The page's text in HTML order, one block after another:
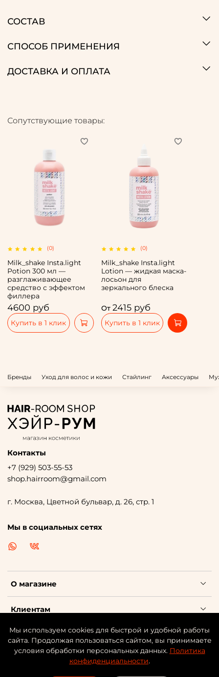
СОСТАВ
СПОСОБ ПРИМЕНЕНИЯ
ДОСТАВКА И ОПЛАТА
Сопутствующие товары:
(0)
Milk_shake Insta.light
Potion 300 мл —
разглаживающее
средство с эффектом
филлера
4600 руб
Купить в 1 клик
(0)
Milk_shake Insta.light
Lotion — жидкая маска-
лосьон для
зеркального блеска
От 2415 руб
Купить в 1 клик
Бренды Уход для волос и кожи Стайлинг Аксессуары
О магазине
Клиентам
Каталог косметики
Контакты
+7 (929) 503-55-53
shop.hairroom@gmail.com
г. Москва, Цветной бульвар, д. 26, стр. 1
Мы в социальных сетях
-ROOM | ИНН: 701708809992 | ОГРНИП:
Мы используем cookies для быстрой и удобной работы
сайта. Продолжая пользоваться сайтом, вы принимаете
условия обработки персональных данных. Политика
конфиденциальности.